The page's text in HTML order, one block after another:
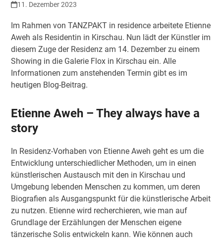
11. Dezember 2023
Im Rahmen von TANZPAKT in residence arbeitete Etienne
Aweh als Residentin in Kirschau. Nun lädt der Künstler im
diesem Zuge der Residenz am 14. Dezember zu einem
Showing in die Galerie Flox in Kirschau ein. Alle
Informationen zum anstehenden Termin gibt es im
heutigen Blog-Beitrag.
Etienne Aweh – They always have a
story
In Residenz-Vorhaben von Etienne Aweh geht es um die
Entwicklung unterschiedlicher Methoden, um in einen
künstlerischen Austausch mit den in Kirschau und
Umgebung lebenden Menschen zu kommen, um deren
Biografien als Ausgangspunkt für die künstlerische Arbeit
zu nutzen. Etienne wird recherchieren, wie man auf
Grundlage der Erzählungen der Menschen eigene
tänzerische Solis entwickeln kann. Wie können auch